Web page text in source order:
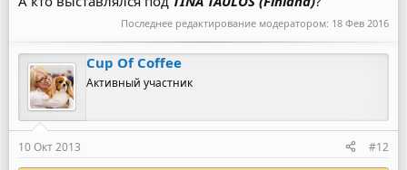
Последнее редактирование модератором: 18 Фев 2016
Cup Of Coffee
Активный участник
10 Окт 2013 #12